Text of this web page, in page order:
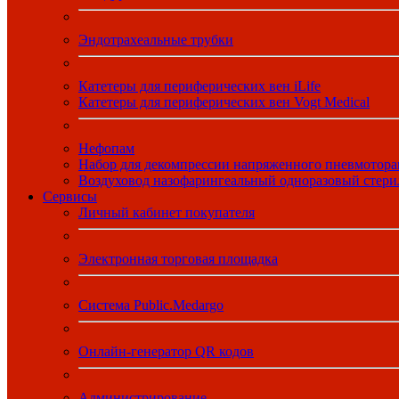
Эндотрахеальные трубки
Катетеры для периферических вен iLife
Катетеры для периферических вен Vogt Medical
Нефопам
Набор для декомпрессии напряженного
Воздуховод назофарингеальный одноразовый
Сервисы
Личный кабинет покупателя
Электронная торговая площадка
Система Public.Medargo
Онлайн-генератор QR кодов